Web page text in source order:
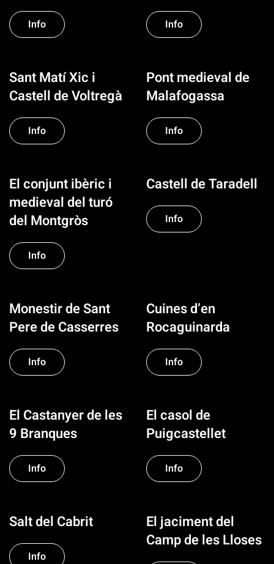
Info Info
Sant Matí Xic i
Castell de Voltregà
Info
Pont medieval de
Malafogassa
Info
El conjunt ibèric i
medieval del turó
del Montgròs
Info
Castell de Taradell
Info
Monestir de Sant
Pere de Casserres
Info
Cuines d’en
Rocaguinarda
Info
El Castanyer de les
9 Branques
Info
El casol de
Puigcastellet
Info
Salt del Cabrit
Info
El jaciment del
Camp de les Lloses